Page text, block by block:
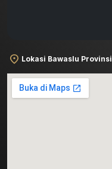
Lokasi Bawaslu Provinsi